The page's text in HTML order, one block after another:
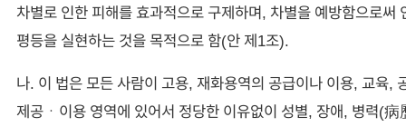
차별로 인한 피해를 효과적으로 구제하며, 차별을 예방함으로써
평등을 실현하는 것을 목적으로 함(안 제1조).
나. 이 법은 모든 사람이 고용, 재화용역의 공급이나 이용, 교육,
제공ㆍ이용 영역에 있어서 정당한 이유없이 성별, 장애, 병력(